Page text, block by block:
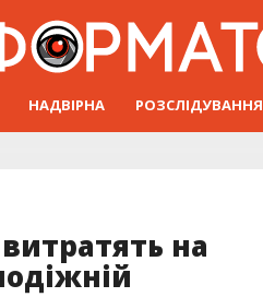
НАДВІРНА РОЗСЛІДУВАННЯ
на